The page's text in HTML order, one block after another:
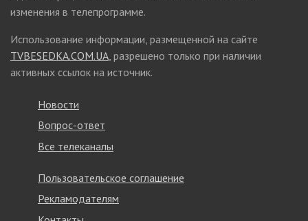
изменения в телепрограмме.
Использование информации, размещенной на сайте
TVBESEDKA.COM.UA, разрешено только при наличии
активных ссылок на источник.
Новости
Вопрос-ответ
Все телеканалы
Пользовательское соглашение
Рекламодателям